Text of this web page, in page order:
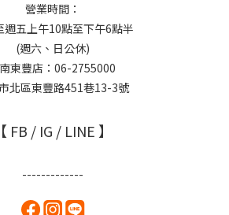
營業時間：
週五上午10點至下午6點半
(週六、日公休)
東豐店：06-2755000
北區東豐路451巷13-3號
【 FB / IG / LINE 】
-------------